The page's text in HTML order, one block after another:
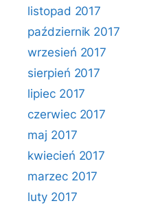
listopad 2017
październik 2017
wrzesień 2017
sierpień 2017
lipiec 2017
czerwiec 2017
maj 2017
kwiecień 2017
marzec 2017
luty 2017